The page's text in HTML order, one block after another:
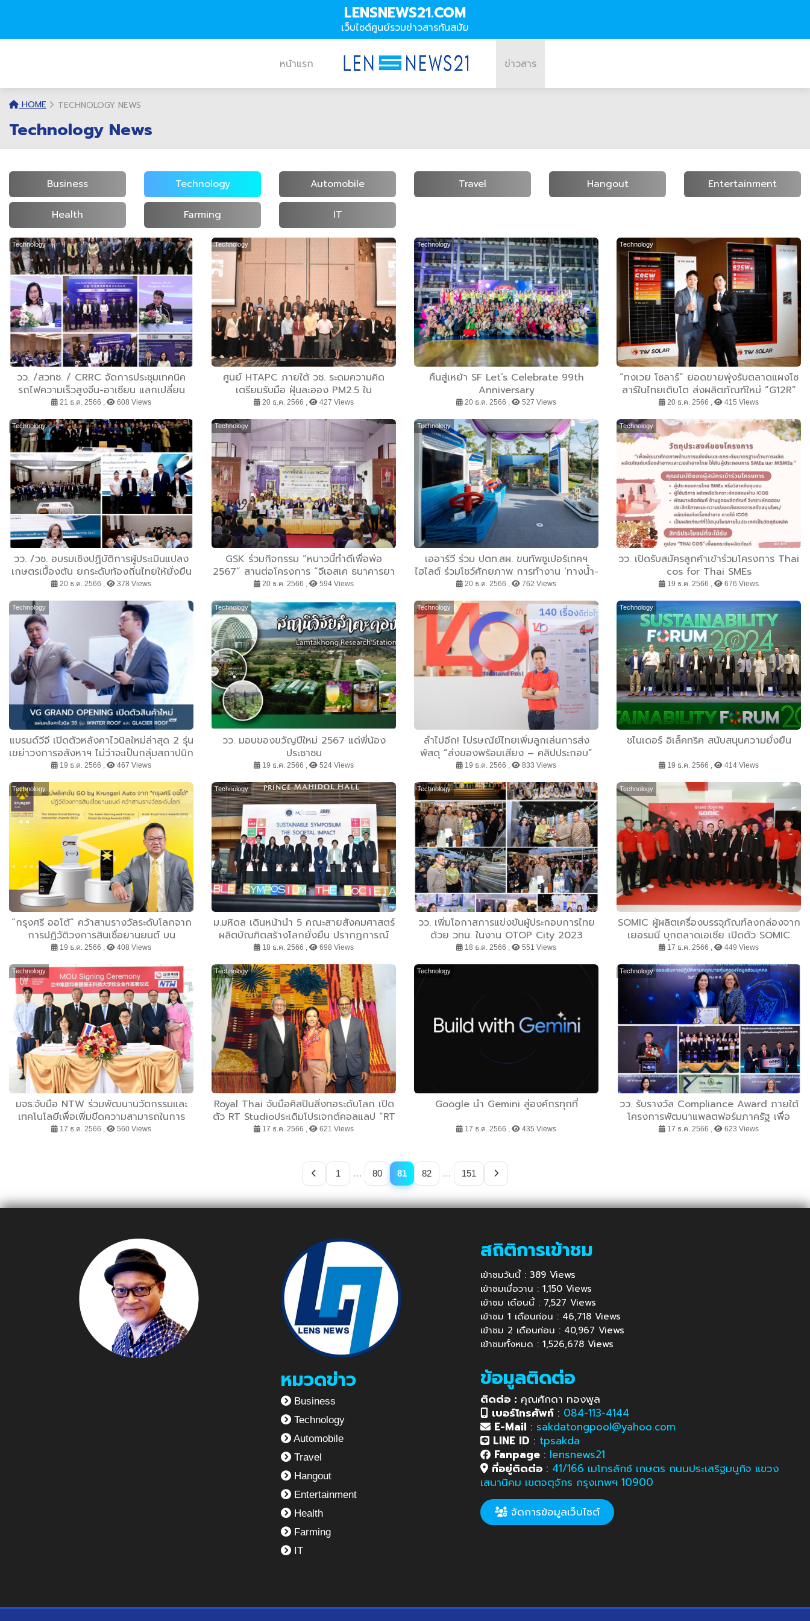
LENSNEWS21.COM
เว็บไซต์ศูนย์รวมข่าวสารทันสมัย
หน้าแรก ข่าวสาร
HOME TECHNOLOGY NEWS
Technology News
Business Technology Automobile Travel Hangout Entertainment
Health Farming IT
Technology
วว. /สวทช. / CRRC จัดการประชุมเทคนิค
รถไฟความเร็วสูงจีน-อาเซียน แลกเปลี่ยน
องค์ความรู้ พัฒนาความร่วมมืองานวิจัยระบบ
ราง
21 ธ.ค. 2566 , 608 Views
Technology
ศูนย์ HTAPC ภายใต้ วช. ระดมความคิด
เตรียมรับมือ ฝุ่นละออง PM2.5 ใน
กรุงเทพมหานครและปริมณฑล ด้วยวิจัยและ
นวัตกรรม”
20 ธ.ค. 2566 , 427 Views
Technology
คืนสู่เหย้า SF Let’s Celebrate 99th
Anniversary
20 ธ.ค. 2566 , 527 Views
Technology
“ทงเวย โซลาร์” ยอดขายพุ่งรับตลาดแผงโซ
ลาร์ในไทยเติบโต ส่งผลิตภัณฑ์ใหม่ “G12R”
รุกตลาดไทยต่อเนื่อง
20 ธ.ค. 2566 , 415 Views
Technology
วว. /วช. อบรมเชิงปฏิบัติการผู้ประเมินแปลง
เกษตรเบื้องต้น ยกระดับท้องถิ่นไทยให้ยั่งยืน
20 ธ.ค. 2566 , 378 Views
Technology
GSK ร่วมกิจกรรม “หนาวนี้ทำดีเพื่อพ่อ
2567” สานต่อโครงการ “จีเอสเค ธนาคารยา
เพื่อบรรเทาทุกข์” ส่งเสริมคนไทยเข้าถึง
20 ธ.ค. 2566 , 594 Views
Technology
เออาร์วี ร่วม ปตท.สผ. ขนทัพซูเปอร์เทคฯ
ไฮไลต์ ร่วมโชว์ศักยภาพ การทำงาน ‘ทางน้ำ-
ภาคพื้น-อากาศ’ พร้อมตอกย้ำวัฒนธรรม
องค์กรนวัตกรรมของไทย และความพร้อม
การนำอนาคตมาสู่ภาคเศรษฐกิจ
20 ธ.ค. 2566 , 762 Views
Technology
วว. เปิดรับสมัครลูกค้าเข้าร่วมโครงการ Thai
cos for Thai SMEs
19 ธ.ค. 2566 , 676 Views
Technology
แบรนด์วีจี เปิดตัวหลังคาไวนิลใหม่ล่าสุด 2 รุ่น
เขย่าวงการอสังหาฯ ไม่ว่าจะเป็นกลุ่มสถาปนิก
กลุ่มโครงการบ้าน กลุ่มรับเหมาก่อสร้าง ฯลฯ
19 ธ.ค. 2566 , 467 Views
Technology
วว. มอบของขวัญปีใหม่ 2567 แด่พี่น้อง
ประชาชน
19 ธ.ค. 2566 , 524 Views
Technology
ล้ำไปอีก! ไปรษณีย์ไทยเพิ่มลูกเล่นการส่ง
พัสดุ “ส่งของพร้อมเสียง – คลิปประกอบ”
สแกนความสุขง่าย ๆ ผ่านคิวอาร์โค้ด พร้อม
พ่วงโปรโมชันให้สุขยิ่งขึ้นในช่วงเทศกาล ส่ง
ด่วนทั่วโลกลดสูงสุดถึง 25%
19 ธ.ค. 2566 , 833 Views
Technology
ชไนเดอร์ อิเล็คทริค สนับสนุนความยั่งยืน
19 ธ.ค. 2566 , 414 Views
Technology
“กรุงศรี ออโต้” คว้าสามรางวัลระดับโลกจาก
การปฏิวัติวงการสินเชื่อยานยนต์ บน
แอปพลิเคชัน GO by Krungsri Auto
19 ธ.ค. 2566 , 408 Views
Technology
ม.มหิดล เดินหน้านำ 5 คณะสายสังคมศาสตร์
ผลิตบัณฑิตสร้างโลกยั่งยืน ปรากฏการณ์
ใหม่ของสถาบันอุดมศึกษา พร้อมชี้พลัง
18 ธ.ค. 2566 , 698 Views
Technology
วว. เพิ่มโอกาสการแข่งขันผู้ประกอบการไทย
ด้วย วทน. ในงาน OTOP City 2023
18 ธ.ค. 2566 , 551 Views
Technology
SOMIC ผู้ผลิตเครื่องบรรจุภัณฑ์ลงกล่องจาก
เยอรมนี บุกตลาดเอเชีย เปิดตัว SOMIC
APAC ศูนย์บริการแบบครบวงจร ใจกลาง
17 ธ.ค. 2566 , 449 Views
Technology
มจธ.จับมือ NTW ร่วมพัฒนานวัตกรรมและ
เทคโนโลยีเพื่อเพิ่มขีดความสามารถในการ
แข่งขัน
17 ธ.ค. 2566 , 560 Views
Technology
Royal Thai จับมือศิลปินสิ่งทอระดับโลก เปิด
ตัว RT Studioประเดิมโปรเจกต์คอลแลป “RT
STUDIO X MOOK V” มุก-เพลินจันทร์ วิ
กลุ่มคนรักศิลปะและการตกแต่งบ้านยุคมิลเลน
เนียล ตั้งเป้าขยายตลาดทั่วประเทศในปี 2567
17 ธ.ค. 2566 , 621 Views
Technology
Google นำ Gemini สู่องค์กรทุกที่
17 ธ.ค. 2566 , 435 Views
Technology
วว. รับรางวัล Compliance Award ภายใต้
โครงการพัฒนาแพลตฟอร์มภาครัฐ เพื่อ
รองรับการปฏิบัติตามกฎหมายคุ้มครองข้อมูล
17 ธ.ค. 2566 , 623 Views
1 … 80 81 82 … 151
หมวดข่าว
Business
Technology
Automobile
Travel
Hangout
Entertainment
Health
Farming
IT
สถิติการเข้าชม
เข้าชมวันนี้ : 389 Views
เข้าชมเมื่อวาน : 1,150 Views
เข้าชม เดือนนี้ : 7,527 Views
เข้าชม 1 เดือนก่อน : 46,718 Views
เข้าชม 2 เดือนก่อน : 40,967 Views
เข้าชมทั้งหมด : 1,526,678 Views
ข้อมูลติดต่อ
ติดต่อ : คุณศักดา ทองพูล
เบอร์โทรศัพท์ : 084-113-4144
E-Mail : sakdatongpool@yahoo.com
LINE ID : tpsakda
Fanpage : lensnews21
ที่อยู่ติดต่อ : 41/166 เมโทรลักซ์ เกษตร ถนนประเสริฐมนูกิจ แขวง
เสนานิคม เขตจตุจักร กรุงเทพฯ 10900
จัดการข้อมูลเว็บไซต์